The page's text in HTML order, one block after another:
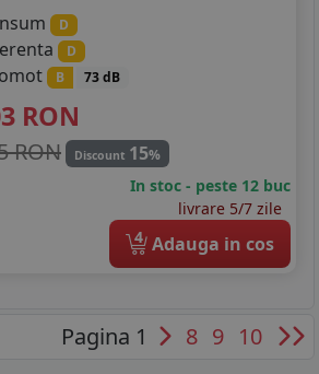
D
D
B 73 dB
RON
RON Discount 15%
In stoc - peste 12 buc
livrare 5/7 zile
4 Adauga in cos
Pagina 1 8 9 10